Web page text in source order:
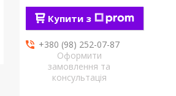
Купити з
+380 (98) 252-07-87
Оформити
замовлення та
консультація